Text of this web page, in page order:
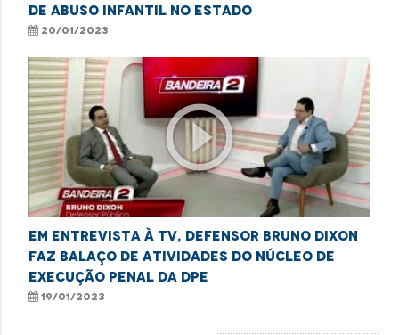
de abuso infantil no estado
20/01/2023
play_circle_outline
Em entrevista à TV, defensor Bruno Dixon
faz balaço de atividades do Núcleo de
Execução Penal da DPE
19/01/2023